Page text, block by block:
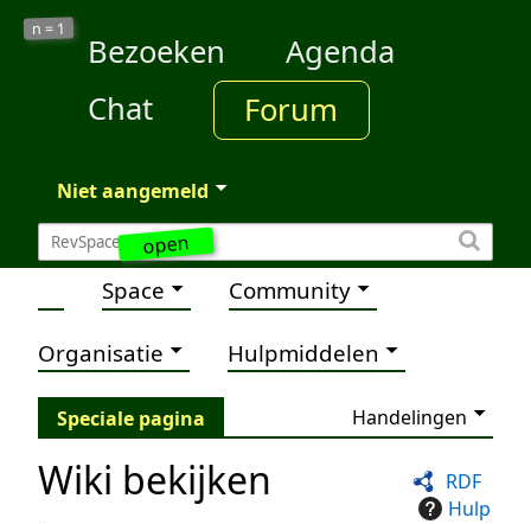
open
n = 1
Bezoeken
Agenda
Chat
Forum
Niet aangemeld
Space Community
Organisatie Hulpmiddelen
Speciale pagina Handelingen
RDF
Hulp
Wiki bekijken